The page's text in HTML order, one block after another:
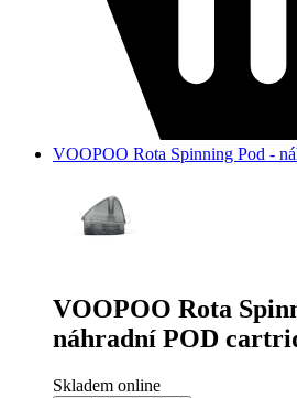
VOOPOO Rota Spinning Pod -
VOOPOO Rota
náhradní POD
Skladem online